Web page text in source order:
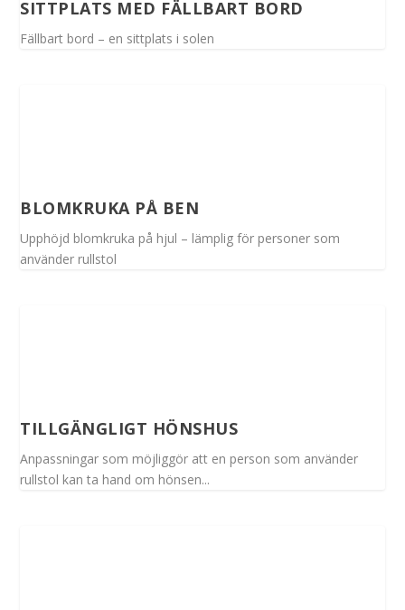
SITTPLATS MED FÄLLBART BORD
Fällbart bord – en sittplats i solen
BLOMKRUKA PÅ BEN
Upphöjd blomkruka på hjul – lämplig för personer som
använder rullstol
TILLGÄNGLIGT HÖNSHUS
Anpassningar som möjliggör att en person som använder
rullstol kan ta hand om hönsen...